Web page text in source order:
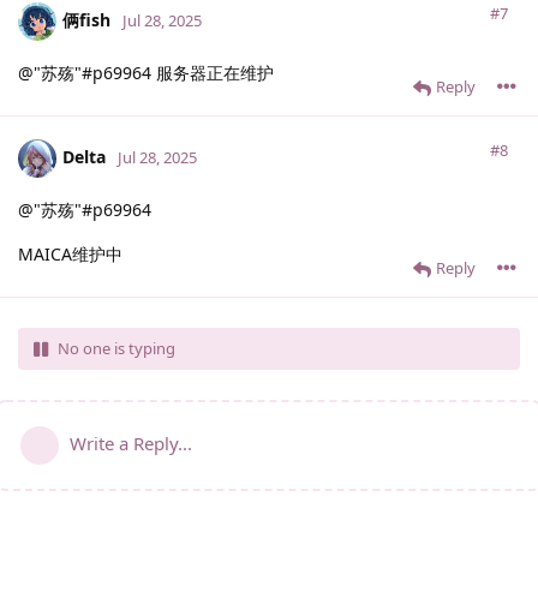
俩fish #7
Jul 28, 2025
@"苏殇"#p69964 服务器正在维护
Reply
Delta #8
Jul 28, 2025
@"苏殇"#p69964
MAICA维护中
Reply
No one is typing
Write a Reply...